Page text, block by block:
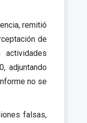
remitió
de
actividades
adjuntando
no se
falsas,